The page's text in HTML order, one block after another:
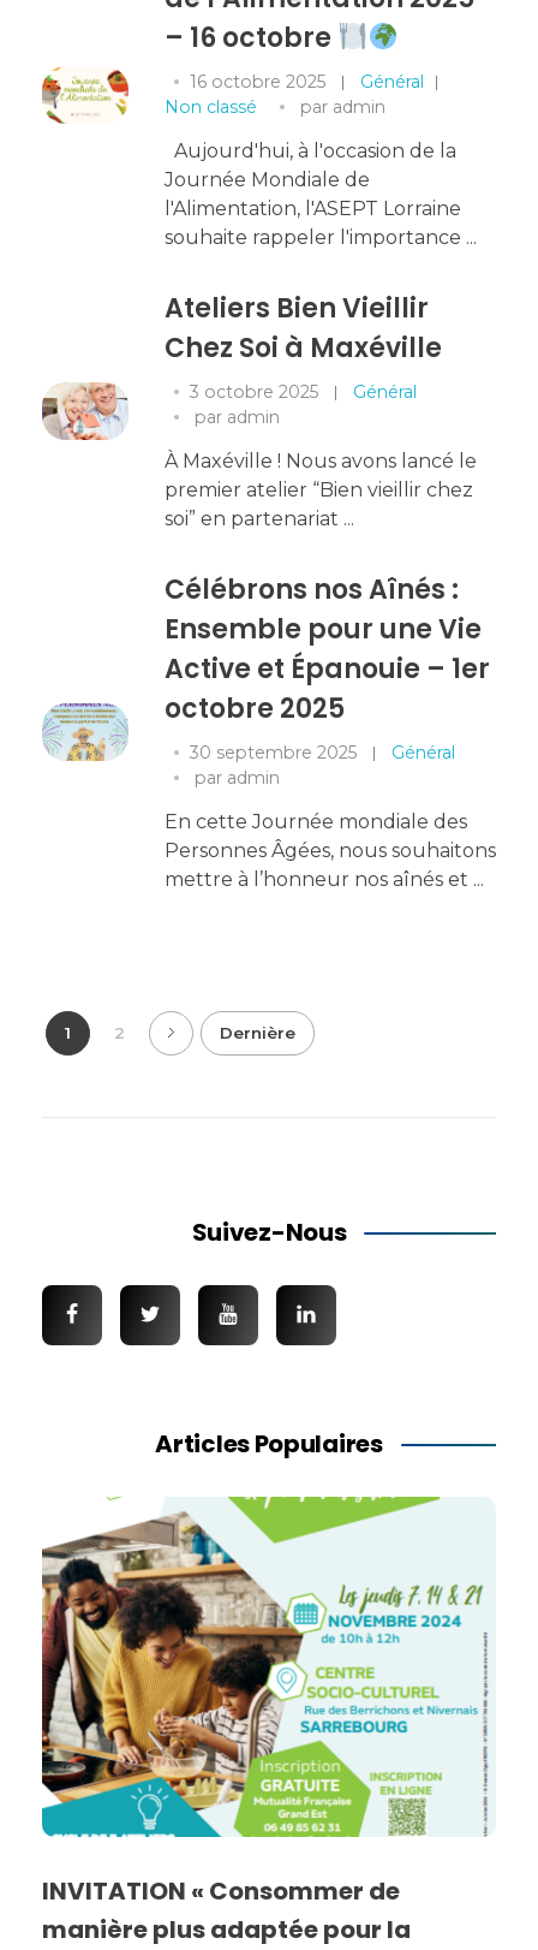
– 16 octobre
16 octobre 2025
Général
Non classé
par admin
Aujourd'hui, à l'occasion de la
Journée Mondiale de
l'Alimentation, l'ASEPT Lorraine
souhaite rappeler l'importance ...
Ateliers Bien Vieillir
Chez Soi à Maxéville
3 octobre 2025
Général
par admin
À Maxéville ! Nous avons lancé le
premier atelier “Bien vieillir chez
soi” en partenariat ...
Célébrons nos Aînés :
Ensemble pour une Vie
Active et Épanouie – 1er
octobre 2025
30 septembre 2025
Général
par admin
En cette Journée mondiale des
Personnes Âgées, nous souhaitons
mettre à l’honneur nos aînés et ...
1 2 Dernière
Suivez-Nous
Articles Populaires
INVITATION « Consommer de
manière plus adaptée pour la